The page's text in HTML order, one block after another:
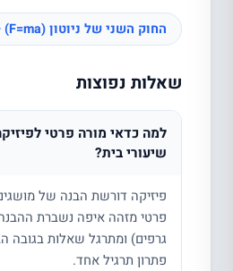
החוק השני של ניוטון (F=ma) — מדריך כוחות
שאלות נפוצות
למה כדאי מורה פרטי
שיעורי בית?
פיזיקה דורשת הבנה של
פרטי מזהה איפה נשברת ההבנה
גרפים) ומתרגל שאלות בגובה
פתרון תרגיל אחד.